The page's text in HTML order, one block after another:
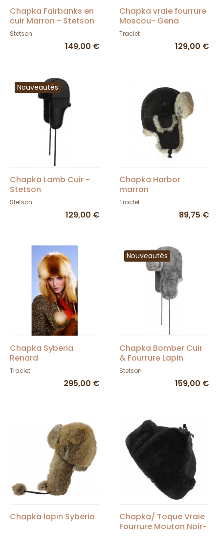
Chapka Fairbanks en
cuir Marron - Stetson
Stetson
149,00 €
Chapka vraie fourrure
Moscou- Gena
marron
Traclet
129,00 €
Nouveautés
Chapka Lamb Cuir -
Stetson
Stetson
129,00 €
Chapka Harbor
marron
Traclet
89,75 €
Chapka Syberia
Renard
Traclet
295,00 €
Nouveautés
Chapka Bomber Cuir
& Fourrure Lapin
Grise- Stetson
Stetson
159,00 €
Chapka lapin Syberia
Chapka/ Toque Vraie
Fourrure Mouton Noir-